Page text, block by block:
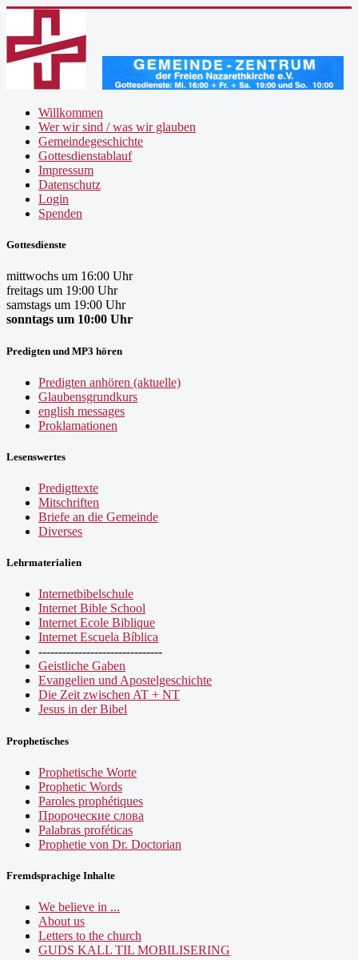
Willkommen
Wer wir sind / was wir glauben
Gemeindegeschichte
Gottesdienstablauf
Impressum
Datenschutz
Login
Spenden
Gottesdienste
mittwochs um 16:00 Uhr
freitags um 19:00 Uhr
samstags um 19:00 Uhr
sonntags um 10:00 Uhr
Predigten und MP3 hören
Predigten anhören (aktuelle)
Glaubensgrundkurs
english messages
Proklamationen
Lesenswertes
Predigttexte
Mitschriften
Briefe an die Gemeinde
Diverses
Lehrmaterialien
Internetbibelschule
Internet Bible School
Internet Ecole Biblique
Internet Escuela Bíblica
-------------------------------
Geistliche Gaben
Evangelien und Apostelgeschichte
Die Zeit zwischen AT + NT
Jesus in der Bibel
Prophetisches
Prophetische Worte
Prophetic Words
Paroles prophétiques
Пророческие слова
Palabras proféticas
Prophetie von Dr. Doctorian
Fremdsprachige Inhalte
We believe in ...
About us
Letters to the church
GUDS KALL TIL MOBILISERING